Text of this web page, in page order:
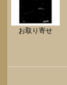
お取り寄せ